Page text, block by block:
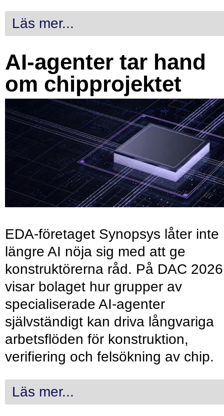
Läs mer...
AI-agenter tar hand
om chipprojektet
EDA-företaget Synopsys låter inte
längre AI nöja sig med att ge
konstruktörerna råd. På DAC 2026
visar bolaget hur grupper av
specialiserade AI-agenter
självständigt kan driva långvariga
arbetsflöden för konstruktion,
verifiering och felsökning av chip.
Läs mer...